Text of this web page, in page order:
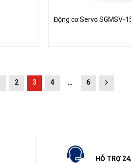
Động cơ Servo SGMSV-
2 3 4 … 6
HỖ TRỢ